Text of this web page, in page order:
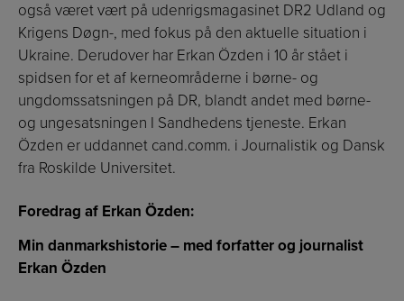
også været vært på udenrigsmagasinet DR2 Udland og
Krigens Døgn-, med fokus på den aktuelle situation i
Ukraine. Derudover har Erkan Özden i 10 år stået i
spidsen for et af kerneområderne i børne- og
ungdomssatsningen på DR, blandt andet med børne-
og ungesatsningen I Sandhedens tjeneste. Erkan
Özden er uddannet cand.comm. i Journalistik og Dansk
fra Roskilde Universitet.
Foredrag af Erkan Özden:
Min danmarkshistorie – med forfatter og journalist
Erkan Özden